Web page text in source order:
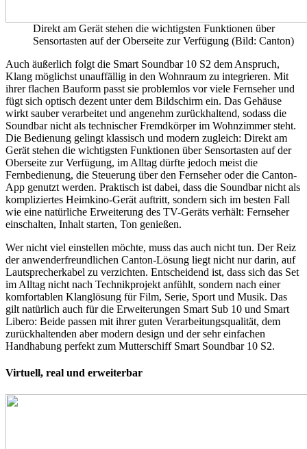
Direkt am Gerät stehen die wichtigsten Funktionen über
Sensortasten auf der Oberseite zur Verfügung (Bild: Canton)
Auch äußerlich folgt die Smart Soundbar 10 S2 dem Anspruch,
Klang möglichst unauffällig in den Wohnraum zu integrieren. Mit
ihrer flachen Bauform passt sie problemlos vor viele Fernseher und
fügt sich optisch dezent unter dem Bildschirm ein. Das Gehäuse
wirkt sauber verarbeitet und angenehm zurückhaltend, sodass die
Soundbar nicht als technischer Fremdkörper im Wohnzimmer steht.
Die Bedienung gelingt klassisch und modern zugleich: Direkt am
Gerät stehen die wichtigsten Funktionen über Sensortasten auf der
Oberseite zur Verfügung, im Alltag dürfte jedoch meist die
Fernbedienung, die Steuerung über den Fernseher oder die Canton-
App genutzt werden. Praktisch ist dabei, dass die Soundbar nicht als
kompliziertes Heimkino-Gerät auftritt, sondern sich im besten Fall
wie eine natürliche Erweiterung des TV-Geräts verhält: Fernseher
einschalten, Inhalt starten, Ton genießen.
Wer nicht viel einstellen möchte, muss das auch nicht tun. Der Reiz
der anwenderfreundlichen Canton-Lösung liegt nicht nur darin, auf
Lautsprecherkabel zu verzichten. Entscheidend ist, dass sich das Set
im Alltag nicht nach Technikprojekt anfühlt, sondern nach einer
komfortablen Klanglösung für Film, Serie, Sport und Musik. Das
gilt natürlich auch für die Erweiterungen Smart Sub 10 und Smart
Libero: Beide passen mit ihrer guten Verarbeitungsqualität, dem
zurückhaltenden aber modern design und der sehr einfachen
Handhabung perfekt zum Mutterschiff Smart Soundbar 10 S2.
Virtuell, real und erweiterbar